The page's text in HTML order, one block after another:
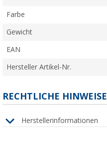
Farbe
Gewicht
EAN
Hersteller Artikel-Nr.
RECHTLICHE HINWEISE
Herstellerinformationen